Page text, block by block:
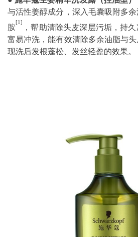
与活性姜醇成分，深入毛囊吸附多
胺
[1]
，帮助清除头皮深层污垢，持
富易冲洗，能有效清除多余油脂与
现洗后发根蓬松、发丝轻盈的效果。